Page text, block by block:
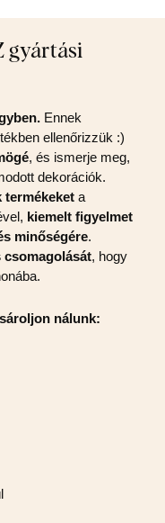
gyártási
Ennek
ellenőrizzük :)
, és ismerje meg,
dekorációk.
termékeket a
kiemelt figyelmet
minőségére.
, hogy
nálunk: